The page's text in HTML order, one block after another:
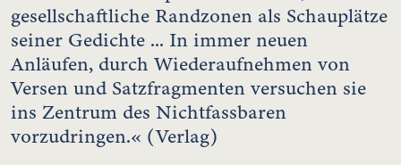
gesellschaftliche Randzonen als Schauplätze
seiner Gedichte ... In immer neuen
Anläufen, durch Wiederaufnehmen von
Versen und Satzfragmenten versuchen sie
ins Zentrum des Nichtfassbaren
vorzudringen.« (Verlag)